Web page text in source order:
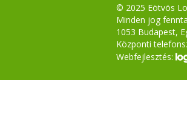
© 2025 Eötvös
Minden jog
1053 Budapest,
Központi
Webfejlesztés: